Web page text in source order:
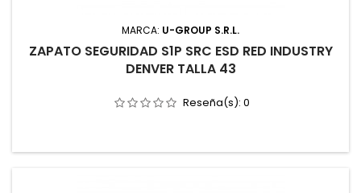
MARCA: U-GROUP S.R.L.
ZAPATO SEGURIDAD S1P SRC ESD RED INDUSTRY
DENVER TALLA 43
Reseña(s): 0